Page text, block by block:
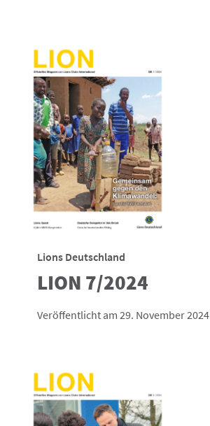
Lions Deutschland
LION 7/2024
Veröffentlicht am 29. November 2024